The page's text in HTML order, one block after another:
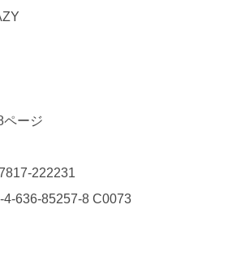
ページ
222231
636-85257-8 C0073